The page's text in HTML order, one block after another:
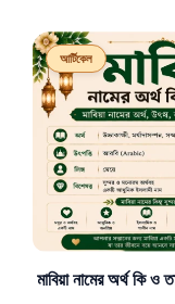
আর্টিকেল
মাবিয়া নামের অর্থ